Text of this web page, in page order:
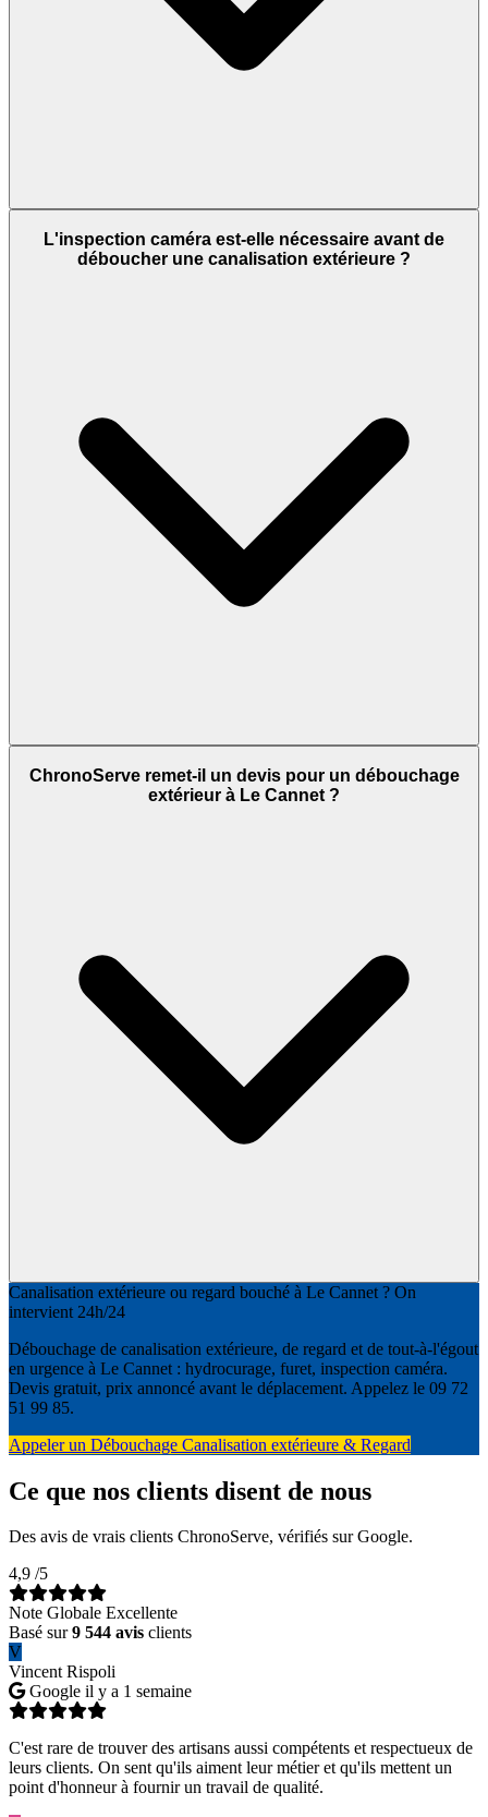
L'inspection caméra est-elle nécessaire avant de
déboucher une canalisation extérieure ?
ChronoServe remet-il un devis pour un débouchage
extérieur à Le Cannet ?
Canalisation extérieure ou regard bouché à Le Cannet ? On
intervient 24h/24
Débouchage de canalisation extérieure, de regard et de tout-à-l'égout
en urgence à Le Cannet : hydrocurage, furet, inspection caméra.
Devis gratuit, prix annoncé avant le déplacement. Appelez le 09 72
51 99 85.
Appeler un Débouchage Canalisation extérieure & Regard
Ce que nos clients disent de nous
Des avis de vrais clients ChronoServe, vérifiés sur Google.
4,9 /5
Note Globale Excellente
Basé sur9 544 avis clients
V
Vincent Rispoli
Google il y a 1 semaine
C'est rare de trouver des artisans aussi compétents et respectueux de
leurs clients. On sent qu'ils aiment leur métier et qu'ils mettent un
point d'honneur à fournir un travail de qualité.